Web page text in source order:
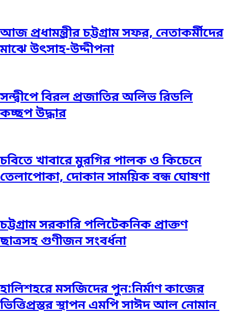
আজ প্রধামন্ত্রীর চট্টগ্রাম সফর, নেতাকর্মীদের
মাঝে উৎসাহ-উদ্দীপনা
সন্দ্বীপে বিরল প্রজাতির অলিভ রিডলি
কচ্ছপ উদ্ধার
চবিতে খাবারে মুরগির পালক ও কিচেনে
তেলাপোকা, দোকান সাময়িক বন্ধ ঘোষণা
চট্টগ্রাম সরকারি পলিটেকনিক প্রাক্তণ
ছাত্রসহ গুণীজন সংবর্ধনা
হালিশহরে মসজিদের পুন:নির্মাণ কাজের
ভিত্তিপ্রস্তর স্থাপন এমপি সাঈদ আল নোমান ‎